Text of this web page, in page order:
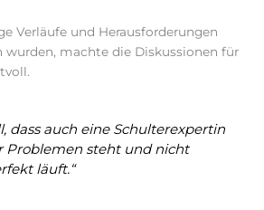
Verläufe und Herausforderungen
wurden, machte die Diskussionen für
dass auch eine Schulterexpertin
Problemen steht und nicht
läuft.“